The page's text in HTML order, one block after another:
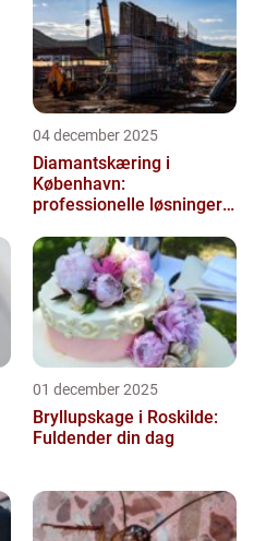
04 december 2025
Diamantskæring i
København:
professionelle løsninger
01 december 2025
Bryllupskage i Roskilde:
Fuldender din dag